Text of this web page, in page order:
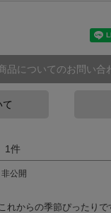
品についてのお問い合
1
非公開
れからの季節ぴったりで